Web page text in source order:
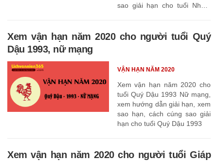
sao giải hạn cho tuổi Nhâm
Xem vận hạn năm 2020 cho người tuổi Quý
Dậu 1993, nữ mạng
Xem vận hạn năm 2020 cho
tuổi Quý Dậu 1993 Nữ mạng,
xem hướng dẫn giải hạn, xem
sao hạn, cách cúng sao giải
hạn cho tuổi Quý Dậu 1993
VẬN HẠN NĂM 2020
Xem vận hạn năm 2020 cho người tuổi Giáp